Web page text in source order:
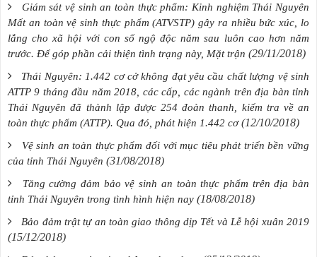
Giám sát vệ sinh an toàn thực phẩm: Kinh nghiệm Thái Nguyên
Mất an toàn vệ sinh thực phẩm (ATVSTP) gây ra nhiều bức xúc, lo
lắng cho xã hội với con số ngộ độc năm sau luôn cao hơn năm
trước. Để góp phần cải thiện tình trạng này, Mặt trận (29/11/2018)
Thái Nguyên: 1.442 cơ cở không đạt yêu cầu chất lượng vệ sinh
ATTP 9 tháng đầu năm 2018, các cấp, các ngành trên địa bàn tỉnh
Thái Nguyên đã thành lập được 254 đoàn thanh, kiểm tra về an
toàn thực phẩm (ATTP). Qua đó, phát hiện 1.442 cơ (12/10/2018)
Vệ sinh an toàn thực phẩm đối với mục tiêu phát triển bền vững
của tỉnh Thái Nguyên (31/08/2018)
Tăng cường đảm bảo vệ sinh an toàn thực phẩm trên địa bàn
tỉnh Thái Nguyên trong tình hình hiện nay (18/08/2018)
Bảo đảm trật tự an toàn giao thông dịp Tết và Lễ hội xuân 2019
(15/12/2018)